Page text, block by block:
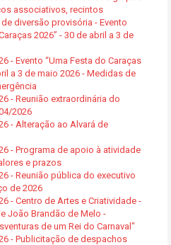
associativos, recintos
diversão provisória - Evento
2026” - 30 de abril a 3 de
- Evento “Uma Festa do Caraças
a 3 de maio 2026 - Medidas de
- Reunião extraordinária do
2026
- Alteração ao Alvará de
- Programa de apoio à atividade
e prazos
- Reunião pública do executivo
de 2026
- Centro de Artes e Criatividade -
João Brandão de Melo -
de um Rei do Carnaval"
- Publicitação de despachos